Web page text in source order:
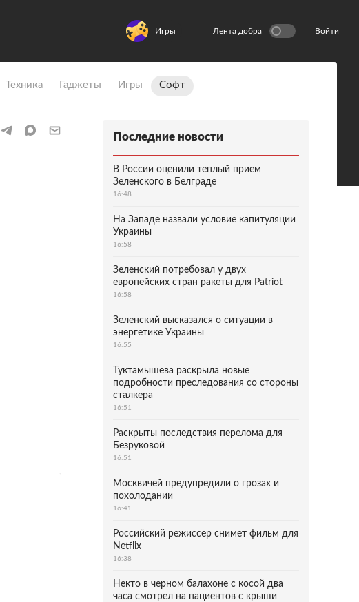
Игры Лента добра Войти
Техника Гаджеты Игры Софт
Последние новости
В России оценили теплый прием
Зеленского в Белграде
16:48
На Западе назвали условие капитуляции
Украины
16:58
Зеленский потребовал у двух
европейских стран ракеты для Patriot
16:58
Зеленский высказался о ситуации в
энергетике Украины
16:55
Туктамышева раскрыла новые
подробности преследования со стороны
сталкера
16:51
Раскрыты последствия перелома для
Безруковой
16:51
Москвичей предупредили о грозах и
похолодании
16:41
Российский режиссер снимет фильм для
Netflix
16:38
Некто в черном балахоне с косой два
часа смотрел на пациентов с крыши